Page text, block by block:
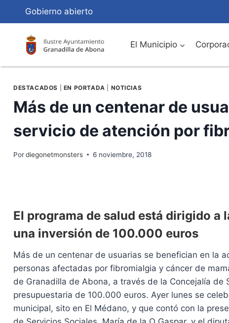
Contenido
Gobierno abierto
El Municipio
DESTACADOS EN PORTADA NOTICIAS
Más de un centenar de
servicio de atención por
Pordiegonetmonsters 6 noviembre, 2018
El programa de salud está dirigido a
una inversión de 100.000 euros
Más de un centenar de usuarias se benefician en la
personas afectadas por fibromialgia y cáncer de
de Granadilla de Abona, a través de la Concejalía
presupuestaria de 100.000 euros. Ayer lunes se
municipal, sito en El Médano, y que contó con la